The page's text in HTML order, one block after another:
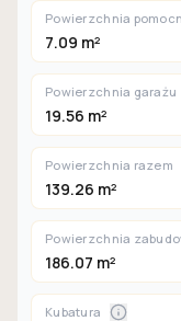
Powierzchnia
7.09 m²
Powierzchnia garażu
19.56 m²
Powierzchnia razem
139.26 m²
Powierzchnia
186.07 m²
Kubatura